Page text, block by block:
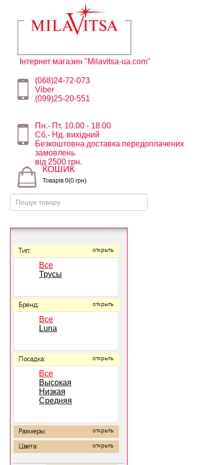
Інтернет магазин "Milavitsa-ua.com"
(068)24-72-073
Viber
(099)25-20-551
Пн.- Пт. 10.00 - 18.00
Сб.- Нд. вихідний
Безкоштовна доставка передоплачених
замовлень
від 2500 грн.
КОШИК
Товарів 0(0 грн)
Тип: открыть
Все
Трусы
Бренд: открыть
Все
Luna
Посадка: открыть
Все
Высокая
Низкая
Средняя
Размеры: открыть
Цвета: открыть